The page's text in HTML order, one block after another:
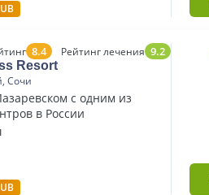
8.4 Рейтинг лечения 9.2
Resort
Сочи
с одним из
в России